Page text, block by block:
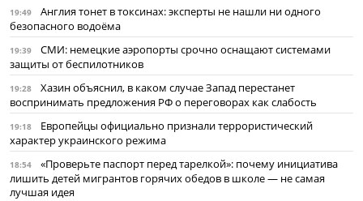
19:49
Англия тонет в токсинах: эксперты не нашли ни одного
безопасного водоёма
19:39
СМИ: немецкие аэропорты срочно оснащают системами
защиты от беспилотников
19:28
Хазин объяснил, в каком случае Запад перестанет
воспринимать предложения РФ о переговорах как слабость
19:18
Европейцы официально признали террористический
характер украинского режима
18:54
«Проверьте паспорт перед тарелкой»: почему инициатива
лишить детей мигрантов горячих обедов в школе — не самая
лучшая идея